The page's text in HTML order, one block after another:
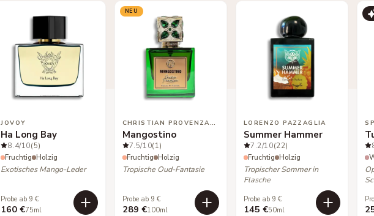
JOVOY
Ha Long Bay
8.4/10(5)
Fruchtig Holzig
Exotisches Mango-Leder
Probe ab 9 €
160 €75ml
NEU
CHRISTIAN PROVENZANO
Mangostino
7.5/10(1)
Fruchtig Holzig
Tropische Oud-Fantasie
Probe ab 9 €
289 €100ml
LORENZO PAZZAGLIA
Summer Hammer
7.2/10(22)
Fruchtig Holzig
Tropischer Sommer in
Flasche
Probe ab 9 €
145 €50ml